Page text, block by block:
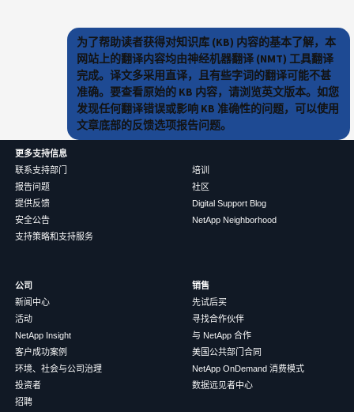
为了帮助读者获得对知识库 (KB) 内容的基本了解，本
网站上的翻译内容均由神经机器翻译 (NMT) 工具翻译
完成。译文多采用直译，且有些字词的翻译可能不甚
准确。要查看原始的 KB 内容，请浏览英文版本。如您
发现任何翻译错误或影响 KB 准确性的问题，可以使用
文章底部的反馈选项报告问题。
更多支持信息
联系支持部门
报告问题
提供反馈
安全公告
支持策略和支持服务
培训
社区
Digital Support Blog
NetApp Neighborhood
公司
新闻中心
活动
NetApp Insight
客户成功案例
环境、社会与公司治理
投资者
招聘
销售
先试后买
寻找合作伙伴
与 NetApp 合作
美国公共部门合同
NetApp OnDemand 消费模式
数据远见者中心